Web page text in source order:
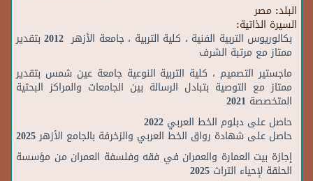
البلد: مصر
السيرة الذاتية:
بكالوريوس التربية الفنية ، كلية التربية ، جامعة الأزهر 2012 بتقدير
ممتاز مع مرتبة الشرف
ماجستير التصميم ، كلية التربية النوعية جامعة عين شمس بتقدير
ممتاز مع التوصية بتبادل الرسالة بين الجامعات والمراكز البحثية
المتخصصة 2021
حاصل على دبلوم الخط العربي 2022
حاصل على شهادة رواق الخط العربي والزخرفة بالجامع الأزهر 2025
إجازة بيت العمارة والعمران في فقه وفلسفة العمران من مؤسسة
الحلقة لإحياء التراث 2025